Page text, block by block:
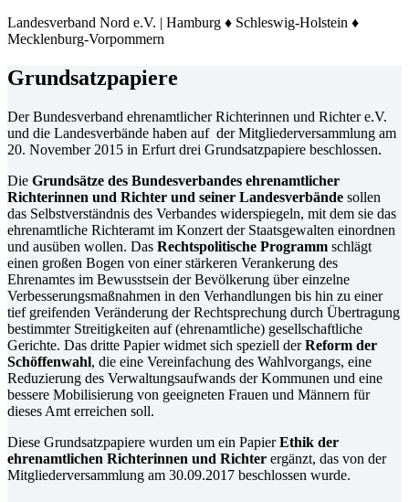
Landesverband Nord e.V. | Hamburg ♦ Schleswig-Holstein ♦
Mecklenburg-Vorpommern
Grundsatzpapiere
Der Bundesverband ehrenamtlicher Richterinnen und Richter e.V.
und die Landesverbände haben auf der Mitgliederversammlung am
20. November 2015 in Erfurt drei Grundsatzpapiere beschlossen.
Die Grundsätze des Bundesverbandes ehrenamtlicher
Richterinnen und Richter und seiner Landesverbände sollen
das Selbstverständnis des Verbandes widerspiegeln, mit dem sie das
ehrenamtliche Richteramt im Konzert der Staatsgewalten einordnen
und ausüben wollen. Das Rechtspolitische Programm schlägt
einen großen Bogen von einer stärkeren Verankerung des
Ehrenamtes im Bewusstsein der Bevölkerung über einzelne
Verbesserungsmaßnahmen in den Verhandlungen bis hin zu einer
tief greifenden Veränderung der Rechtsprechung durch Übertragung
bestimmter Streitigkeiten auf (ehrenamtliche) gesellschaftliche
Gerichte. Das dritte Papier widmet sich speziell derReform der
Schöffenwahl, die eine Vereinfachung des Wahlvorgangs, eine
Reduzierung des Verwaltungsaufwands der Kommunen und eine
bessere Mobilisierung von geeigneten Frauen und Männern für
dieses Amt erreichen soll.
Diese Grundsatzpapiere wurden um ein PapierEthik der
ehrenamtlichen Richterinnen und Richter ergänzt, das von der
Mitgliederversammlung am 30.09.2017 beschlossen wurde.